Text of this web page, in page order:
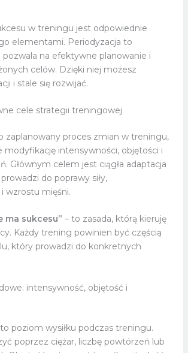
w treningu jest odpowiednie
elementami. Periodyzacja to
pozwala na efektywne planowanie i
celów. Dzięki niej możesz
i stale się rozwijać.
cele strategii treningowej
zaplanowany proces zmian w treningu,
modyfikację intensywności, objętości i
Głównym celem jest ciągła adaptacja
do poprawy siły,
wzrostu mięśni.
ma sukcesu” – to zasada, którą kieruję
Każdy trening powinien być częścią
który prowadzi do konkretnych
intensywność, objętość i
poziom wysiłku podczas treningu.
poprzez ciężar, liczbę powtórzeń lub